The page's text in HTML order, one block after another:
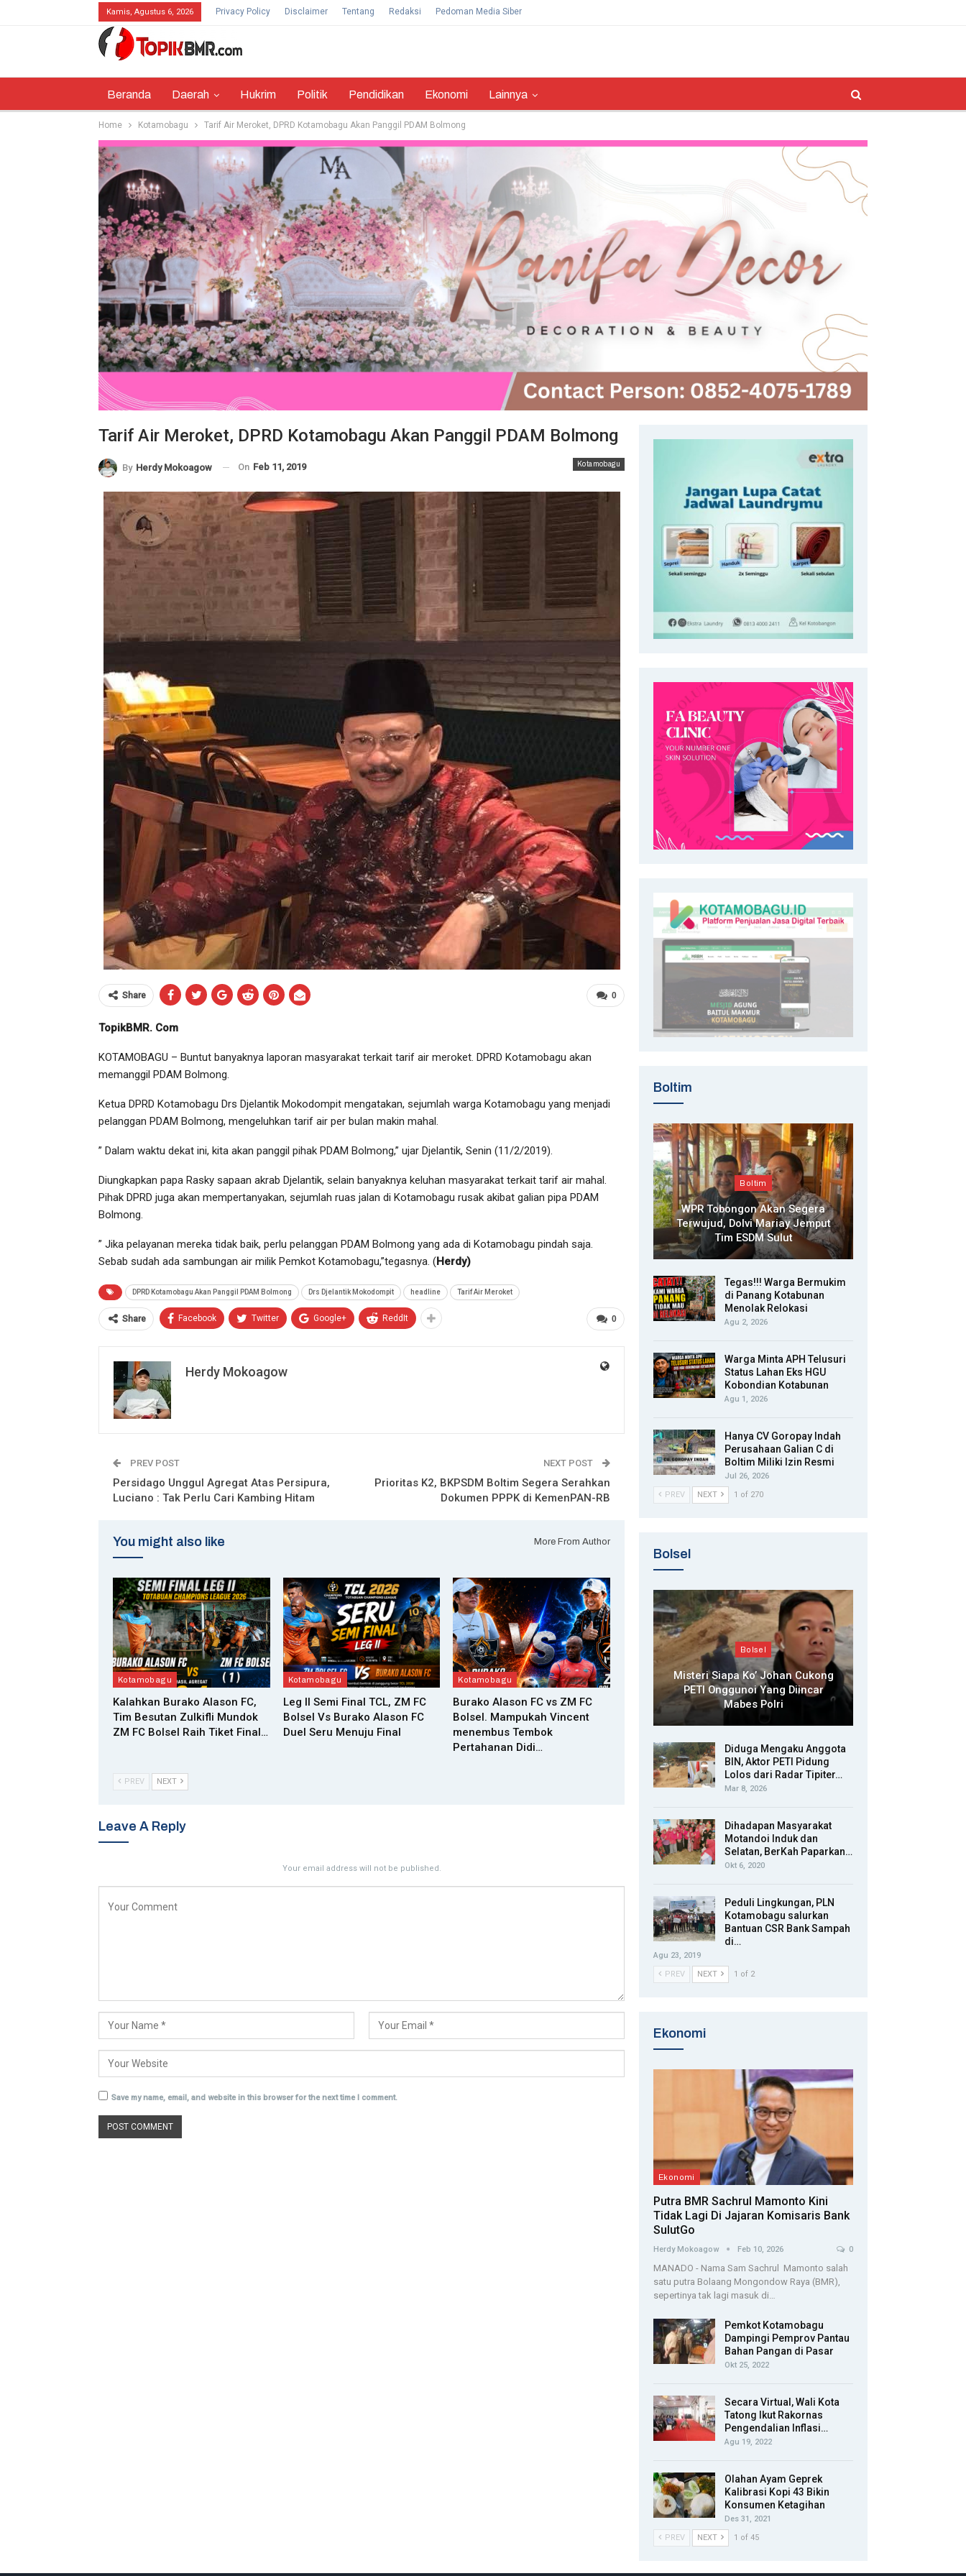
Kamis, Agustus 6, 2026 Privacy Policy Disclaimer Tentang Redaksi Pedoman Media Siber
Beranda Daerah Hukrim Politik Pendidikan Ekonomi Lainnya
Home Kotamobagu Tarif Air Meroket, DPRD Kotamobagu Akan Panggil PDAM Bolmong
Tarif Air Meroket, DPRD Kotamobagu Akan Panggil PDAM Bolmong
Kotamobagu
By Herdy Mokoagow On Feb 11, 2019
0
Share
TopikBMR. Com
KOTAMOBAGU – Buntut banyaknya laporan masyarakat terkait tarif air meroket. DPRD Kotamobagu akan
memanggil PDAM Bolmong.
Ketua DPRD Kotamobagu Drs Djelantik Mokodompit mengatakan, sejumlah warga Kotamobagu yang menjadi
pelanggan PDAM Bolmong, mengeluhkan tarif air per bulan makin mahal.
” Dalam waktu dekat ini, kita akan panggil pihak PDAM Bolmong,” ujar Djelantik, Senin (11/2/2019).
Diungkapkan papa Rasky sapaan akrab Djelantik, selain banyaknya keluhan masyarakat terkait tarif air mahal.
Pihak DPRD juga akan mempertanyakan, sejumlah ruas jalan di Kotamobagu rusak akibat galian pipa PDAM
Bolmong.
” Jika pelayanan mereka tidak baik, perlu pelanggan PDAM Bolmong yang ada di Kotamobagu pindah saja.
Sebab sudah ada sambungan air milik Pemkot Kotamobagu,”tegasnya. (Herdy)
DPRD Kotamobagu Akan Panggil PDAM Bolmong Drs Djelantik Mokodompit headline Tarif Air Meroket
0
Share Facebook Twitter Google+ ReddIt
Herdy Mokoagow
PREV POST
Persidago Unggul Agregat Atas Persipura,
Luciano : Tak Perlu Cari Kambing Hitam
NEXT POST
Prioritas K2, BKPSDM Boltim Segera Serahkan
Dokumen PPPK di KemenPAN-RB
You might also like More From Author
Kotamobagu
Kalahkan Burako Alason FC,
Tim Besutan Zulkifli Mundok
ZM FC Bolsel Raih Tiket Final…
Kotamobagu
Leg II Semi Final TCL, ZM FC
Bolsel Vs Burako Alason FC
Duel Seru Menuju Final
Kotamobagu
Burako Alason FC vs ZM FC
Bolsel. Mampukah Vincent
menembus Tembok
Pertahanan Didi…
PREV NEXT
Leave A Reply
Your email address will not be published.
Save my name, email, and website in this browser for the next time I comment.
Boltim
Boltim
WPR Tobongon Akan Segera
Terwujud, Dolvi Mariay Jemput
Tim ESDM Sulut
Tegas!!! Warga Bermukim
di Panang Kotabunan
Menolak Relokasi
Agu 2, 2026
Warga Minta APH Telusuri
Status Lahan Eks HGU
Kobondian Kotabunan
Agu 1, 2026
Hanya CV Goropay Indah
Perusahaan Galian C di
Boltim Miliki Izin Resmi
Jul 26, 2026
PREV
NEXT 1 of 270
Bolsel
Bolsel
Misteri Siapa Ko’ Johan Cukong
PETI Onggunoi Yang Diincar
Mabes Polri
Diduga Mengaku Anggota
BIN, Aktor PETI Pidung
Lolos dari Radar Tipiter…
Mar 8, 2026
Dihadapan Masyarakat
Motandoi Induk dan
Selatan, BerKah Paparkan…
Okt 6, 2020
Peduli Lingkungan, PLN
Kotamobagu salurkan
Bantuan CSR Bank Sampah
di…
Agu 23, 2019
PREV
NEXT 1 of 2
Ekonomi
Ekonomi
Putra BMR Sachrul Mamonto Kini
Tidak Lagi Di Jajaran Komisaris Bank
SulutGo
Herdy Mokoagow Feb 10, 2026 0
MANADO - Nama Sam Sachrul Mamonto salah
satu putra Bolaang Mongondow Raya (BMR),
sepertinya tak lagi masuk di…
Pemkot Kotamobagu
Dampingi Pemprov Pantau
Bahan Pangan di Pasar
Okt 25, 2022
Secara Virtual, Wali Kota
Tatong Ikut Rakornas
Pengendalian Inflasi…
Agu 19, 2022
Olahan Ayam Geprek
Kalibrasi Kopi 43 Bikin
Konsumen Ketagihan
Des 31, 2021
PREV
NEXT 1 of 45